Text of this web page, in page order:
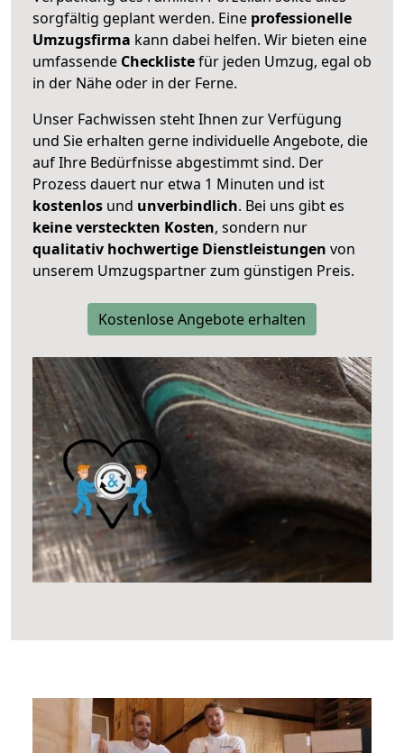
sorgfältig geplant werden. Eine professionelle
Umzugsfirma kann dabei helfen. Wir bieten eine
umfassende Checklistefür jeden Umzug, egal ob
in der Nähe oder in der Ferne.
Unser Fachwissen steht Ihnen zur Verfügung
und Sie erhalten gerne individuelle Angebote, die
auf Ihre Bedürfnisse abgestimmt sind. Der
Prozess dauert nur etwa 1 Minuten und ist
kostenlos und unverbindlich. Bei uns gibt es
keine versteckten Kosten, sondern nur
qualitativ hochwertige Dienstleistungen von
unserem Umzugspartner zum günstigen Preis.
Kostenlose Angebote erhalten